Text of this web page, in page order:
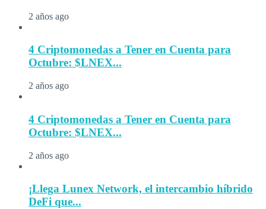
2 años ago
4 Criptomonedas a Tener en Cuenta para
Octubre: $LNEX...
2 años ago
4 Criptomonedas a Tener en Cuenta para
Octubre: $LNEX...
2 años ago
¡Llega Lunex Network, el intercambio híbrido
DeFi que...